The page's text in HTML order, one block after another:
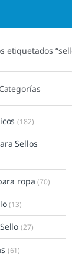
etiquetados
(182)
Sellos
ropa(70)
(13)
(27)
(61)